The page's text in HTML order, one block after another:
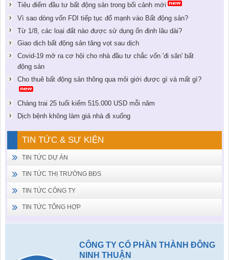
Tiêu điểm đầu tư bất động sản trong bối cảnh mới
Vì sao dòng vốn FDI tiếp tục đổ mạnh vào Bất động sản?
Từ 1/8, các loại đất nào được sử dụng ổn định lâu dài?
Giao dịch bất động sản tăng vọt sau dịch
Covid-19 mở ra cơ hội cho nhà đầu tư chắc vốn 'đi săn' bất
động sản
Cho thuê bất động sản thông qua môi giới được gì và mất gì?
Chàng trai 25 tuổi kiếm 515.000 USD mỗi năm
Dịch bệnh không làm giá nhà đi xuống
TIN TỨC & SỰ KIỆN
TIN TỨC DỰ ÁN
TIN TỨC THỊ TRƯỜNG BĐS
TIN TỨC CÔNG TY
TIN TỨC TỔNG HỢP
CÔNG TY CỔ PHẦN THÀNH ĐÔNG
NINH THUẬN